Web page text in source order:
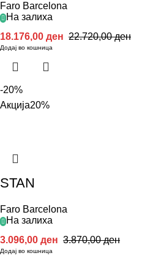
Faro Barcelona
На залиха
22.720,00ден
18.176,00 ден
Додај во кошница
-20%
Акција20%
STAN
Faro Barcelona
На залиха
3.870,00ден
3.096,00 ден
Додај во кошница